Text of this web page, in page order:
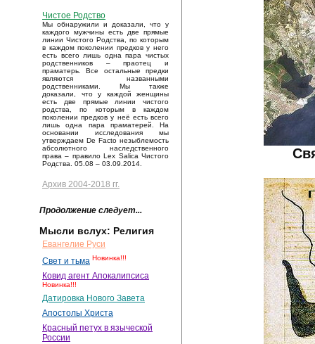
Чистое Родство
Мы обнаружили и доказали, что у
каждого мужчины есть две прямые
линии Чистого Родства, по которым
в каждом поколении предков у него
есть всего лишь одна пара чистых
родственников – праотец и
праматерь. Все остальные предки
являются названными
родственниками. Мы также
доказали, что у каждой женщины
есть две прямые линии чистого
родства, по которым в каждом
поколении предков у неё есть всего
лишь одна пара праматерей. На
основании исследования мы
утверждаем De Facto незыблемость
абсолютного наследственного
права – правило Lex Salica Чистого
Родства. 05.08 – 03.09.2014.
Архив 2004-2018 гг.
Продолжение следует...
Мысли вслух: Религия
Евангелие Руси
Свет и тьма Новинка!!!
Ковид агент Апокалипсиса
Новинка!!!
Датировка Нового Завета
Апостолы Христа
Красный петух в языческой
России